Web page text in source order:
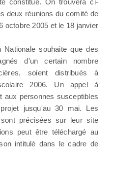
deux réunions du comité de
octobre 2005 et le 18 janvier
souhaite que des
d'un certain nombre
soient distribués à
2006. Un appel à
aux personnes susceptibles
jusqu'au 30 mai. Les
précisées sur leur site
peut être téléchargé au
intitulé dans le cadre de